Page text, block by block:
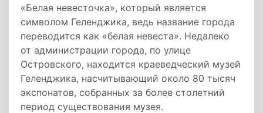
«Белая невесточка», который является
символом Геленджика, ведь название города
переводится как «белая невеста». Недалеко
от администрации города, по улице
Островского, находится краеведческий музей
Геленджика, насчитывающий около 80 тысяч
экспонатов, собранных за более столетний
период существования музея.